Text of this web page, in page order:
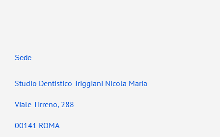
Sede
Studio Dentistico Triggiani Nicola Maria
Viale Tirreno, 288
00141 ROMA